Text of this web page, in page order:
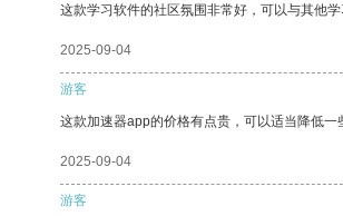
这款学习软件的社区氛围非常好，可以与其他学
2025-09-04
游客
这款加速器app的价格有点贵，可以适当降低一
2025-09-04
游客